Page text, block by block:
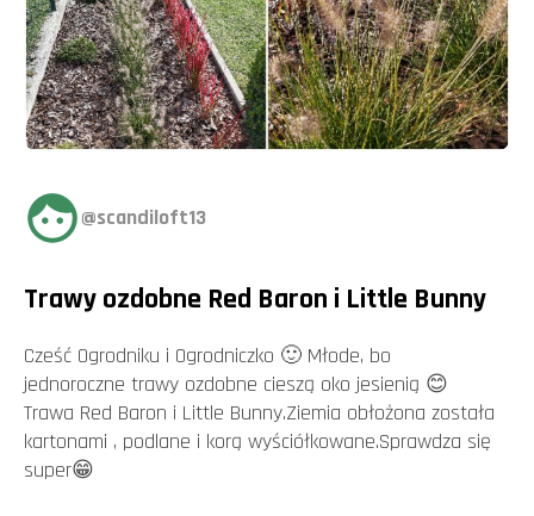
@scandiloft13
Trawy ozdobne Red Baron i Little Bunny
Cześć Ogrodniku i Ogrodniczko 🙂 Młode, bo
jednoroczne trawy ozdobne cieszą oko jesienią 😊
Trawa Red Baron i Little Bunny.Ziemia obłożona została
kartonami , podlane i korą wyściółkowane.Sprawdza się
super😁